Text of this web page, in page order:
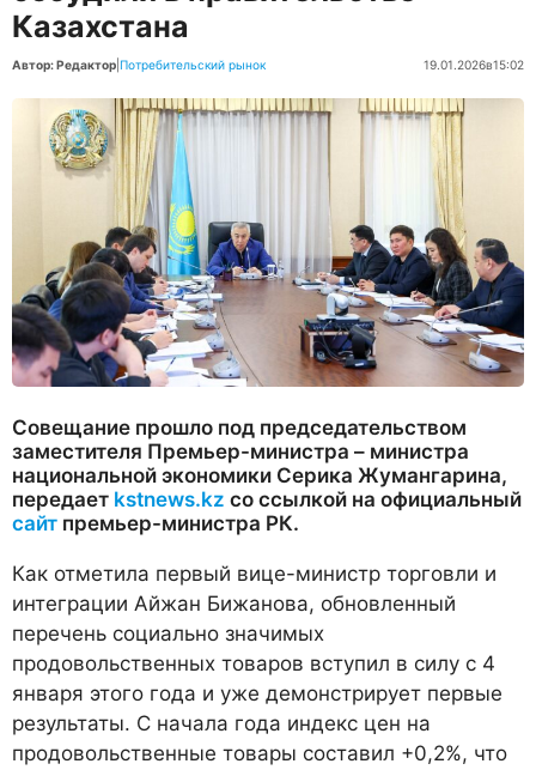
Казахстана
Автор: Редактор Потребительский рынок 19.01.2026в15:02
Совещание прошло под председательством
заместителя Премьер-министра – министра
национальной экономики Серика Жумангарина,
передает kstnews.kz со ссылкой на официальный
сайт премьер-министра РК.
Как отметила первый вице-министр торговли и
интеграции Айжан Бижанова, обновленный
перечень социально значимых
продовольственных товаров вступил в силу с 4
января этого года и уже демонстрирует первые
результаты. С начала года индекс цен на
продовольственные товары составил +0,2%, что